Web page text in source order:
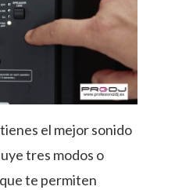
el mejor sonido
tres modos o
te permiten